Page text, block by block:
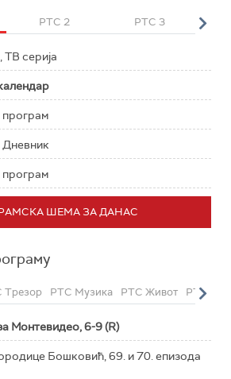
РТС 2 РТС 3
ТВ серија
ШЕМА ЗА ДАНАС
Трезор РТС Музика РТС Живот РТС
Монтевидео, 6-9 (R)
Бошковић, 69. и 70. епизода